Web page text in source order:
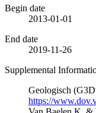
Begin date
2013-01-01
End date
2019-11-26
Supplemental
Geologisch
https://